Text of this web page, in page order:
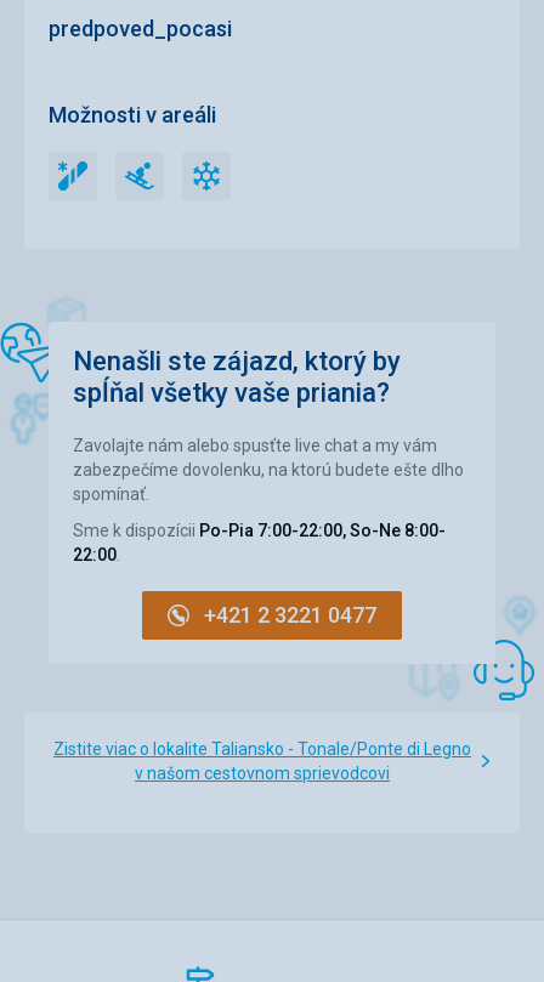
Šport
Z areálu jsme byly nadšené. Skvěle upravené sjezdovky,
Google Translate
predpoved_pocasi
Možnosti v areáli
SnowparkSánkarské
Umelé
Nenašli ste zájazd, ktorý by
spĺňal všetky vaše priania?
Zavolajte nám alebo spusťte live chat a my vám
zabezpečíme dovolenku, na ktorú budete ešte dlho
spomínať.
Sme k dispozícii Po-Pia 7:00-22:00, So-Ne 8:00-
22:00
+421 2 3221 0477
Zistite viac o lokalite Taliansko - Tonale/Ponte di Legno
v našom cestovnom sprievodcovi